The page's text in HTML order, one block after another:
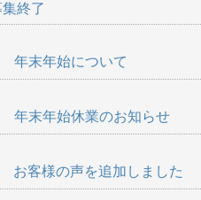
終了
年末年始について
年末年始休業のお知らせ
お客様の声を追加しました